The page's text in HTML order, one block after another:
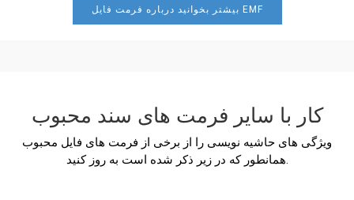
بیشتر بخوانید درباره فرمت فایل EMF
کار با سایر فرمت های سند محبوب
ویژگی های حاشیه نویسی را از برخی از فرمت های فایل محبوب
همانطور که در زیر ذکر شده است به روز کنید.